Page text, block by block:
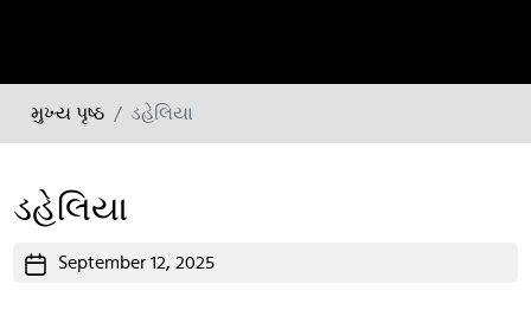
મુખ્ય પૃષ્ઠ ડહેલિયા
ડહેલિયા
PostSeptember 12, 2025